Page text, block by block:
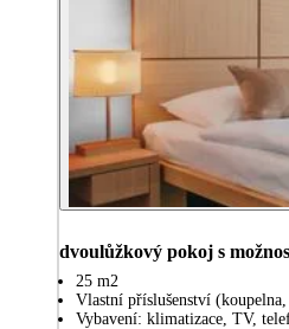
dvoulůžkový pokoj s
25 m2
Vlastní příslušenství
Vybavení: klimatizace, TV,